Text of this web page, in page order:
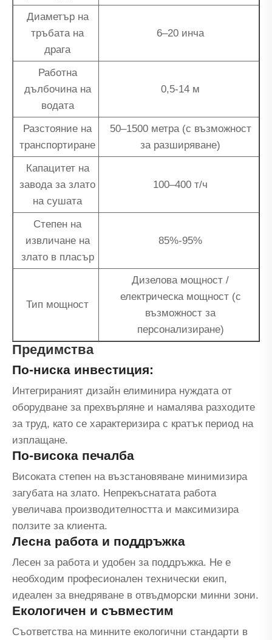
Диаметър на
тръбата на
драга
6–20 инча
Работна
дълбочина на
водата
0,5-14 м
Разстояние на
транспортиране
50–1500 метра (с възможност
за разширяване)
Капацитет на
завода за злато
на сушата
100–400 т/ч
Степен на
извличане на
злато в пласър
85%-95%
Тип мощност
Дизелова мощност /
електрическа мощност (с
възможност за
персонализиране)
Предимства
По-ниска инвестиция:
Интегрираният дизайн елиминира нуждата от
оборудване за прехвърляне и намалява разходите
за труд, като се характеризира с кратък период на
изплащане.
По-висока печалба
Високата степен на възстановяване минимизира
загубата на злато. Непрекъснатата работа
увеличава производителността и максимизира
ползите за клиента.
Лесна работа и поддръжка
Лесен за работа и удобен за поддръжка. Не е
необходим професионален технически екип,
идеален за внедряване в отвъдморски минни зони.
Екологичен и съвместим
Съответства на минните екологични стандарти в